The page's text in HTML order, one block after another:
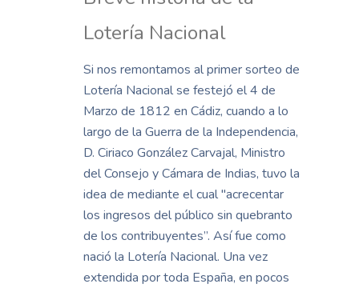
Lotería Nacional
Si nos remontamos al primer sorteo de
Lotería Nacional se festejó el 4 de
Marzo de 1812 en Cádiz, cuando a lo
largo de la Guerra de la Independencia,
D. Ciriaco González Carvajal, Ministro
del Consejo y Cámara de Indias, tuvo la
idea de mediante el cual "acrecentar
los ingresos del público sin quebranto
de los contribuyentes”. Así fue como
nació la Lotería Nacional. Una vez
extendida por toda España, en pocos